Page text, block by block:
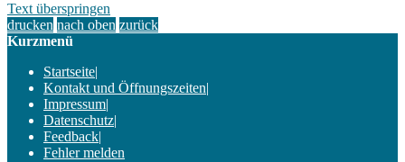
Text überspringen
drucken nach oben zurück
Kurzmenü
Startseite|
Kontakt und Öffnungszeiten|
Impressum|
Datenschutz|
Feedback|
Fehler melden